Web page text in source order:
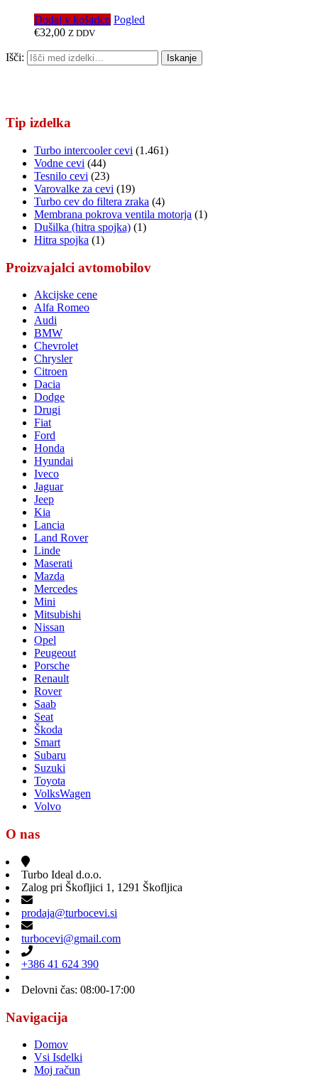
Dodaj v košarico Pogled
€32,00 Z DDV
Išči: Iskanje
Tip izdelka
Turbo intercooler cevi (1.461)
Vodne cevi (44)
Tesnilo cevi (23)
Varovalke za cevi (19)
Turbo cev do filtera zraka (4)
Membrana pokrova ventila motorja (1)
Dušilka (hitra spojka) (1)
Hitra spojka (1)
Proizvajalci avtomobilov
Akcijske cene
Alfa Romeo
Audi
BMW
Chevrolet
Chrysler
Citroen
Dacia
Dodge
Drugi
Fiat
Ford
Honda
Hyundai
Iveco
Jaguar
Jeep
Kia
Lancia
Land Rover
Linde
Maserati
Mazda
Mercedes
Mini
Mitsubishi
Nissan
Opel
Peugeout
Porsche
Renault
Rover
Saab
Seat
Škoda
Smart
Subaru
Suzuki
Toyota
VolksWagen
Volvo
O nas
Turbo Ideal d.o.o.
Zalog pri Škofljici 1, 1291 Škofljica
prodaja@turbocevi.si
turbocevi@gmail.com
+386 41 624 390
Delovni čas: 08:00-17:00
Navigacija
Domov
Vsi Isdelki
Moj račun